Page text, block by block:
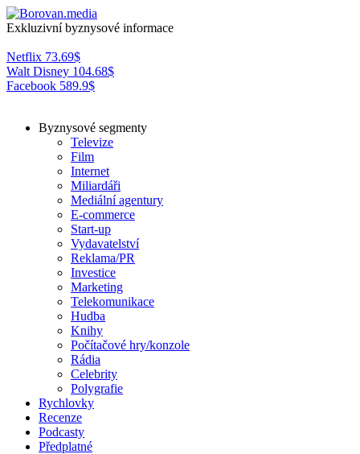
Exkluzivní byznysové informace
Netflix 73.69$
Walt Disney 104.68$
Facebook 589.9$
Byznysové segmenty
Televize
Film
Internet
Miliardáři
Mediální agentury
E-commerce
Start-up
Vydavatelství
Reklama/PR
Investice
Marketing
Telekomunikace
Hudba
Knihy
Počítačové hry/konzole
Rádia
Celebrity
Polygrafie
Rychlovky
Recenze
Podcasty
Předplatné